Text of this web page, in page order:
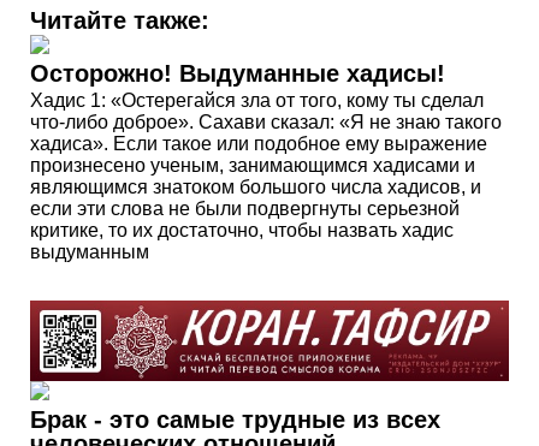
Читайте также:
Осторожно! Выдуманные хадисы!
Хадис 1: «Остерегайся зла от того, кому ты сделал
что-либо доброе». Сахави сказал: «Я не знаю такого
хадиса». Если такое или подобное ему выражение
произнесено ученым, занимающимся хадисами и
являющимся знатоком большого числа хадисов, и
если эти слова не были подвергнуты серьезной
критике, то их достаточно, чтобы назвать хадис
выдуманным
Брак - это самые трудные из всех